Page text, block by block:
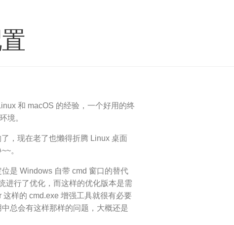
和 macOS 的经验，一个好用的终
境。
，现在老了也懒得折腾 Linux 桌面
。
是 Windows 自带 cmd 窗口的替代
进行了优化，而这样的优化版本是需
样的 cmd.exe 增强工具就很有必要
总会有这样那样的问题，大概还是